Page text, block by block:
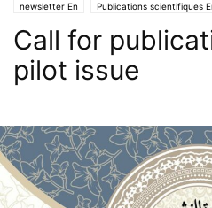
newsletter En Publications scientifiques
Call for
pilot issue